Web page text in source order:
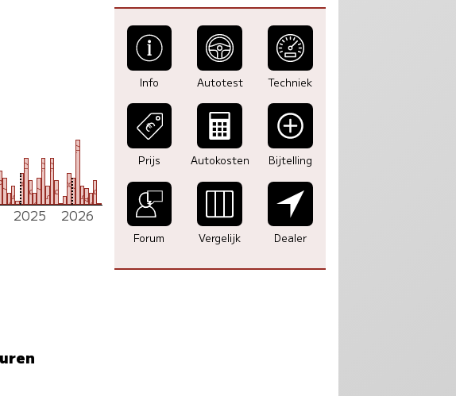
7
3
5
1
8
12
6
3
7
12
5
12
6
0
8
7
17
5
4
3
6
2025 2026
Info Autotest Techniek
Prijs Autokosten Bijtelling
Forum Vergelijk Dealer